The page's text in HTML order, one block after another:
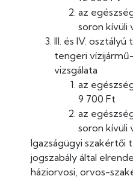
az
soron kívüli
III. és IV.
tengeri
vizsgálata
az
9 700 Ft
az
soron kívüli
Igazságügyi
jogszabály által
háziorvosi, orvos-